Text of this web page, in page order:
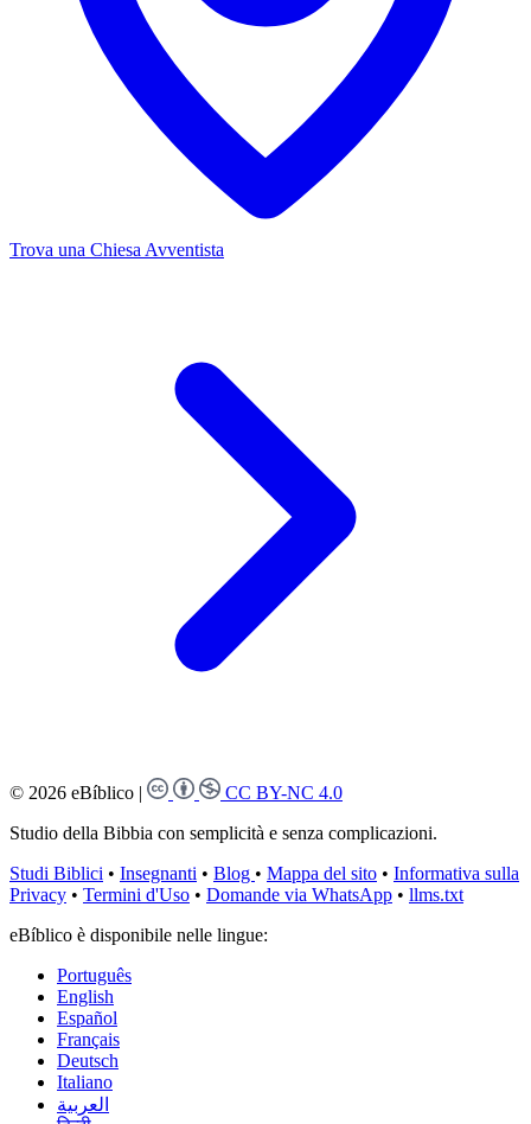
Trova una Chiesa Avventista
© 2026 eBíblico |
CC BY-NC 4.0
Studio della Bibbia con semplicità e senza complicazioni.
Studi Biblici • Insegnanti • Blog • Mappa del sito • Informativa sulla
Privacy • Termini d'Uso • Domande via WhatsApp • llms.txt
eBíblico è disponibile nelle lingue:
Português
English
Español
Français
Deutsch
Italiano
العربية